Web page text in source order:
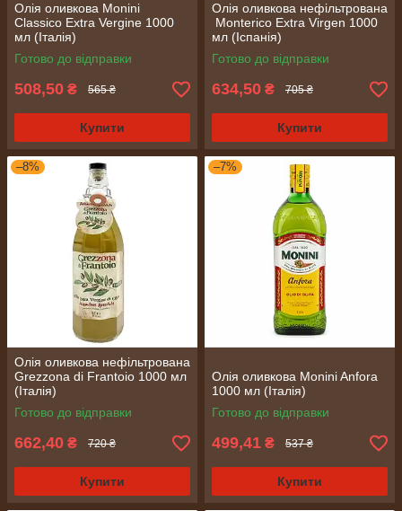
Олія оливкова Monini
Classico Extra Vergine 1000
мл (Італія)
Готово до відправки
508,50 ₴ 565 ₴
Купити
Олія оливкова нефільтрована
Monterico Extra Virgen 1000
мл (Іспанія)
Готово до відправки
634,50 ₴ 705 ₴
Купити
–8%
Олія оливкова нефільтрована
Grezzona di Frantoio 1000 мл
(Італія)
Готово до відправки
662,40 ₴ 720 ₴
Купити
–7%
Олія оливкова Monini Anfora
1000 мл (Італія)
Готово до відправки
499,41 ₴ 537 ₴
Купити